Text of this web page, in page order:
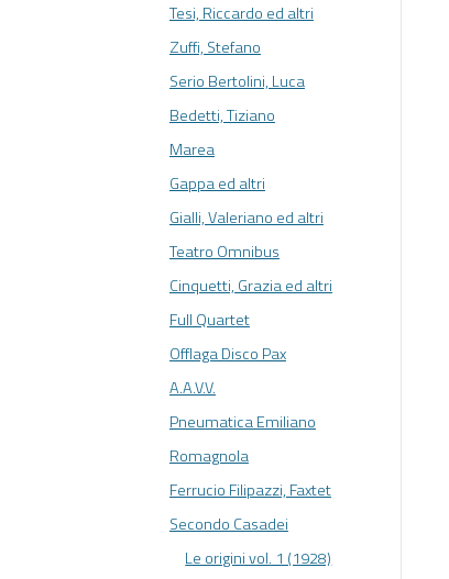
Tesi, Riccardo ed altri
Zuffi, Stefano
Serio Bertolini, Luca
Bedetti, Tiziano
Marea
Gappa ed altri
Gialli, Valeriano ed altri
Teatro Omnibus
Cinquetti, Grazia ed altri
Full Quartet
Offlaga Disco Pax
A.A.V.V.
Pneumatica Emiliano
Romagnola
Ferrucio Filipazzi, Faxtet
Secondo Casadei
Le origini vol. 1 (1928)